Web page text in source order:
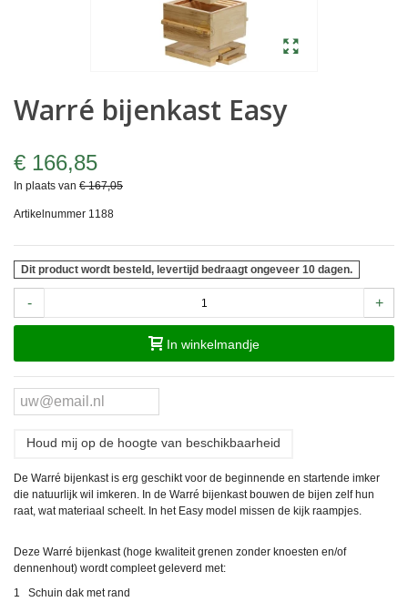
Warré bijenkast Easy
€ 166,85
In plaats van € 167,05
Artikelnummer 1188
Dit product wordt besteld, levertijd bedraagt ongeveer 10 dagen.
- +
In winkelmandje
Houd mij op de hoogte van beschikbaarheid
De Warré bijenkast is erg geschikt voor de beginnende en startende imker
die natuurlijk wil imkeren. In de Warré bijenkast bouwen de bijen zelf hun
raat, wat materiaal scheelt. In het Easy model missen de kijk raampjes.
Deze Warré bijenkast (hoge kwaliteit grenen zonder knoesten en/of
dennenhout) wordt compleet geleverd met:
1 Schuin dak met rand